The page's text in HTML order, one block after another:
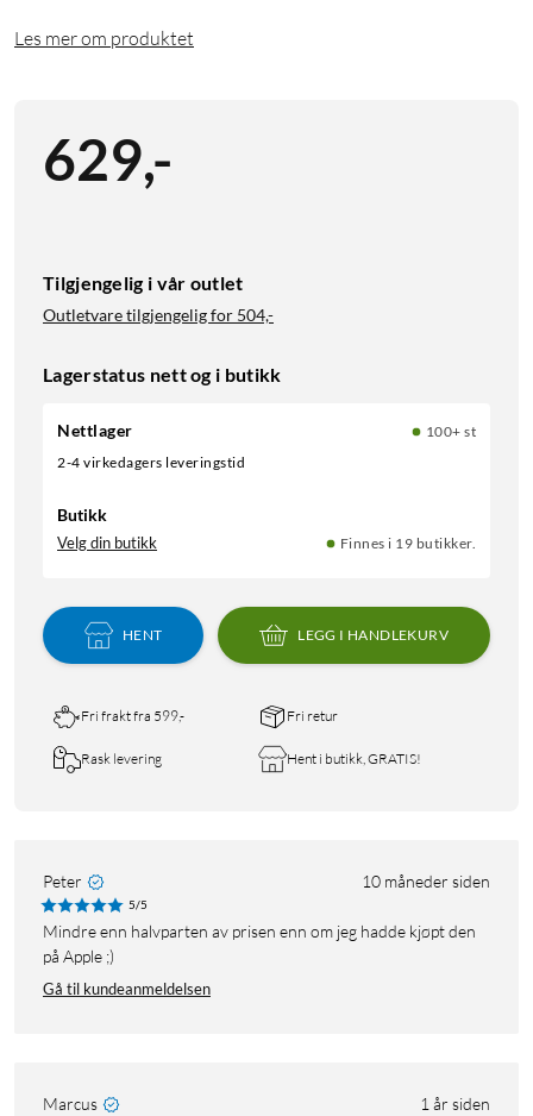
Les mer om produktet
629,-
Tilgjengelig i vår outlet
Outletvare tilgjengelig for 504,-
Lagerstatus nett og i butikk
Nettlager
100+ st
2-4 virkedagers leveringstid
Butikk
Velg din butikk Finnes i 19 butikker.
HENT LEGG I HANDLEKURV
Fri frakt fra 599,- Fri retur
Rask levering Hent i butikk, GRATIS!
Peter 10 måneder siden
5/5
Mindre enn halvparten av prisen enn om jeg hadde kjøpt den
på Apple ;)
Gå til kundeanmeldelsen
Marcus 1 år siden